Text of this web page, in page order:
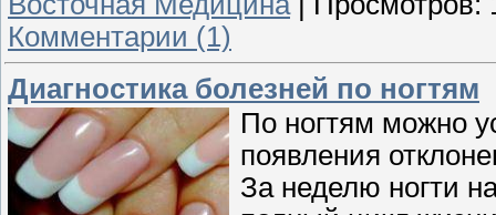
Комментарии (1)
Диагностика болезней по ногтям
По ногтям можно
появления
За неделю ногти